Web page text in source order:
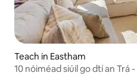
Teach in Eastham
10 nóiméad siúil go dtí an Trá